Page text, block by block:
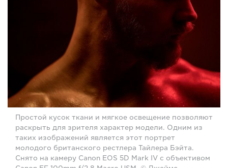
Простой кусок ткани и мягкое освещение позволяют
раскрыть для зрителя характер модели. Одним из
таких изображений является этот портрет
молодого британского рестлера Тайлера Бэйта.
Снято на камеру Canon EOS 5D Mark IV с объективом